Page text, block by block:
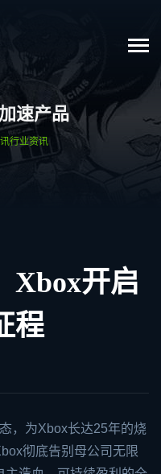
速产品
行业资讯
Xbox开启
程
，为Xbox长达25年的烧
彻底告别母公司无限